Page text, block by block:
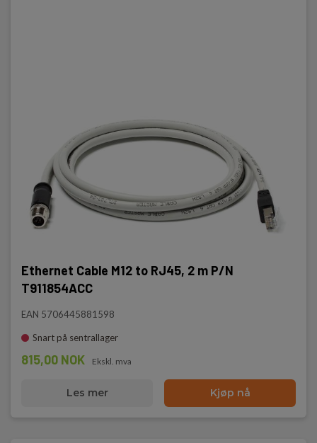
Ethernet Cable M12 to RJ45, 2 m P/N
T911854ACC
EAN 5706445881598
Snart på sentrallager
815,00 NOK Ekskl. mva
Les mer Kjøp nå